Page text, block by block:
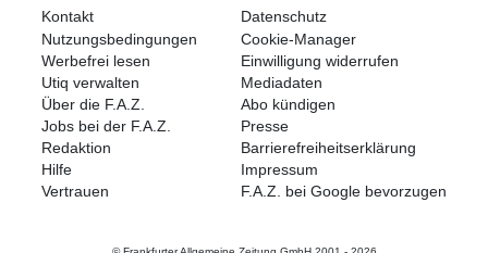
Kontakt
Datenschutz
Nutzungsbedingungen
Cookie-Manager
Werbefrei lesen
Einwilligung widerrufen
Utiq verwalten
Mediadaten
Über die F.A.Z.
Abo kündigen
Jobs bei der F.A.Z.
Presse
Redaktion
Barrierefreiheitserklärung
Hilfe
Impressum
Vertrauen
F.A.Z. bei Google bevorzugen